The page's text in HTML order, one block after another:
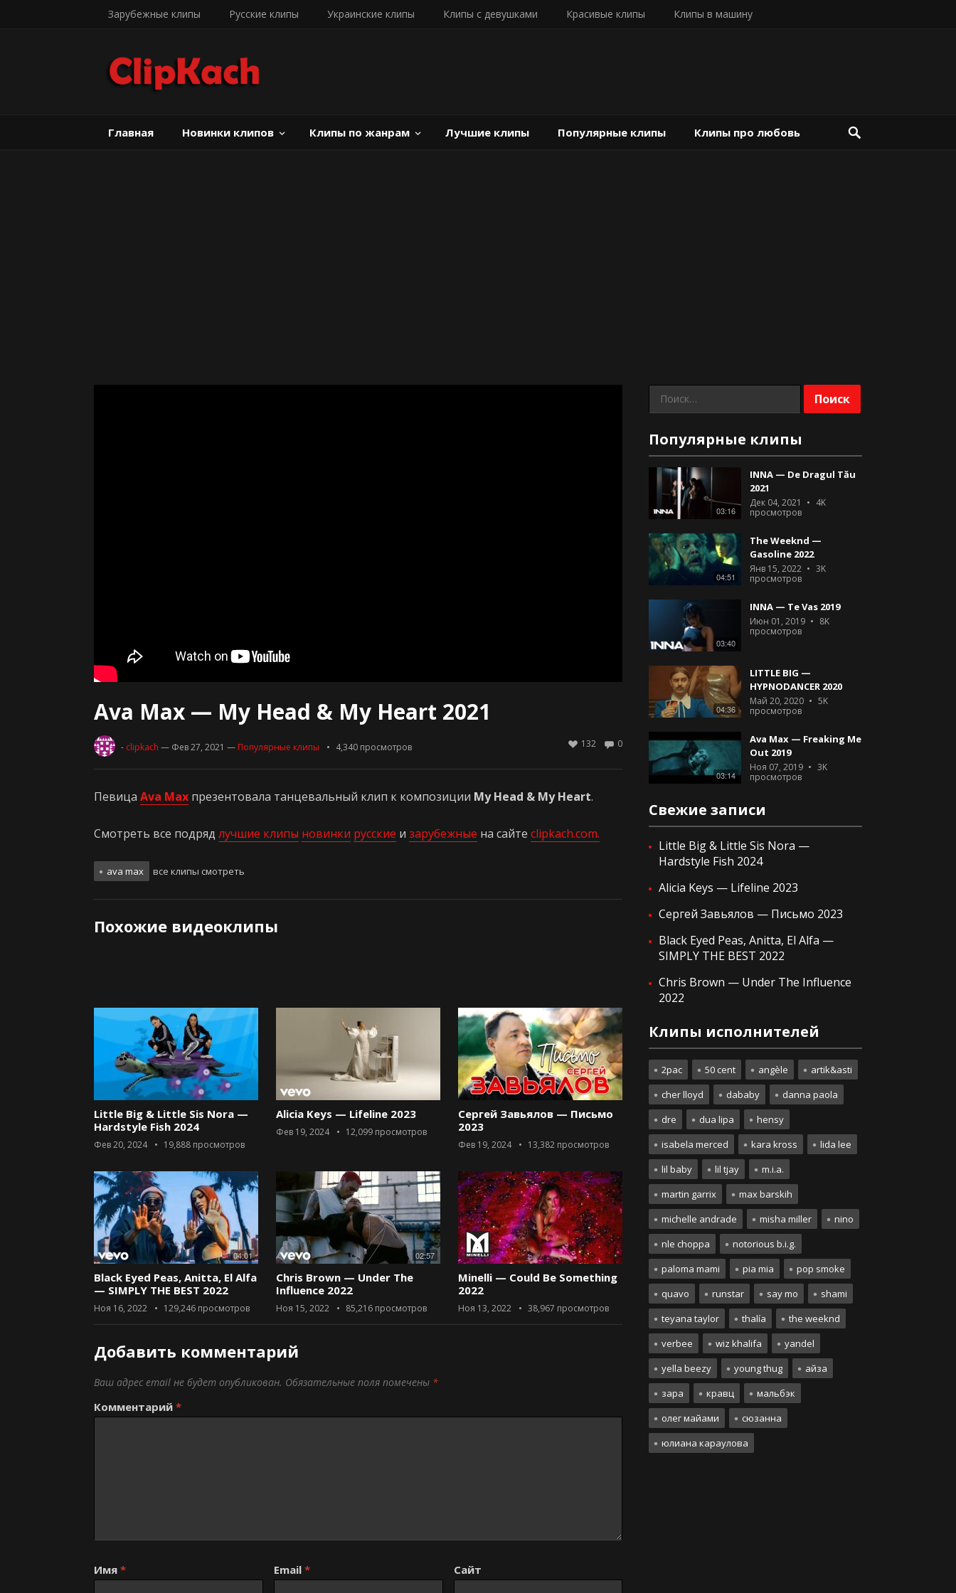
Зарубежные клипы Русские клипы Украинские клипы Клипы с девушками Красивые клипы Клипы в машину
Главная Новинки клипов Клипы по жанрам Лучшие клипы Популярные клипы Клипы про любовь
Ava Max — My Head & My Heart 2021
- clipkach — Фев 27, 2021 — Популярные клипы 4,340 просмотров 0
132
Певица Ava Max презентовала танцевальный клип к композиции My Head & My Heart.
Смотреть все подряд лучшие клипы новинки русские и зарубежные на сайте clipkach.com.
ava max все клипы смотреть
Похожие видеоклипы
Little Big & Little Sis Nora —
Hardstyle Fish 2024
Фев 20, 2024 19,888 просмотров
Alicia Keys — Lifeline 2023
Фев 19, 2024 12,099 просмотров
Сергей Завьялов — Письмо
2023
Фев 19, 2024 13,382 просмотров
04:01
Black Eyed Peas, Anitta, El Alfa
— SIMPLY THE BEST 2022
Ноя 16, 2022 129,246 просмотров
02:57
Chris Brown — Under The
Influence 2022
Ноя 15, 2022 85,216 просмотров
Minelli — Could Be Something
2022
Ноя 13, 2022 38,967 просмотров
Добавить комментарий
Ваш адрес email не будет опубликован. Обязательные поля помечены *
Комментарий *
Имя * Email * Сайт
Найти:
Популярные клипы
03:16
INNA — De Dragul Tău
2021
Дек 04, 2021
4K
просмотров
04:51
The Weeknd —
Gasoline 2022
Янв 15, 2022
3K
просмотров
03:40
INNA — Te Vas 2019
Июн 01, 2019
8K
просмотров
04:36
LITTLE BIG —
HYPNODANCER 2020
Май 20, 2020
5K
просмотров
03:14
Ava Max — Freaking Me
Out 2019
Ноя 07, 2019
3K
просмотров
Свежие записи
Little Big & Little Sis Nora —
Hardstyle Fish 2024
Alicia Keys — Lifeline 2023
Сергей Завьялов — Письмо 2023
Black Eyed Peas, Anitta, El Alfa —
SIMPLY THE BEST 2022
Chris Brown — Under The Influence
2022
Клипы исполнителей
2pac 50 cent angèle
artik&asti
cher lloyd
dababy
danna paola
dre
dua lipa
hensy
isabela merced
kara kross
lida lee
lil baby
lil tjay
m.i.a.
martin garrix
max barskih
michelle andrade
misha miller
nino
nle choppa
notorious b.i.g.
paloma mami
pia mia
pop smoke
quavo
runstar say mo
shami
teyana taylor
thalía
the weeknd
verbee
wiz khalifa
yandel
yella beezy
young thug
айза
зара
кравц
мальбэк
олег майами
сюзанна
юлиана караулова